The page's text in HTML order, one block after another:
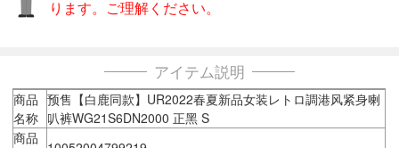
ります。ご理解ください。
アイテム説明
商品
名称
预售【白鹿同款】UR2022春夏新品女装レトロ調港风紧身喇
叭裤WG21S6DN2000 正黑 S
商品